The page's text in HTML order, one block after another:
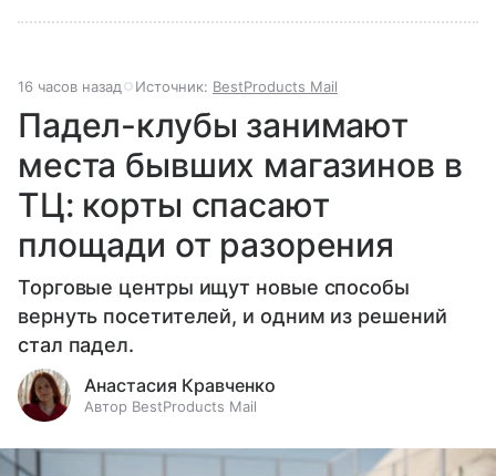
16 часов назад Источник: BestProducts Mail
Падел-клубы занимают
места бывших магазинов в
ТЦ: корты спасают
площади от разорения
Торговые центры ищут новые способы
вернуть посетителей, и одним из решений
стал падел.
Анастасия Кравченко
Автор BestProducts Mail